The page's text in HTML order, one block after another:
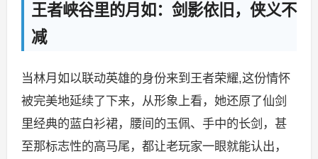
王者峡谷里的月如：剑影依旧，侠义不
减
当林月如以联动英雄的身份来到王者荣耀,这份情怀
被完美地延续了下来，从形象上看，她还原了仙剑
里经典的蓝白衫裙，腰间的玉佩、手中的长剑，甚
至那标志性的高马尾，都让老玩家一眼就能认出，